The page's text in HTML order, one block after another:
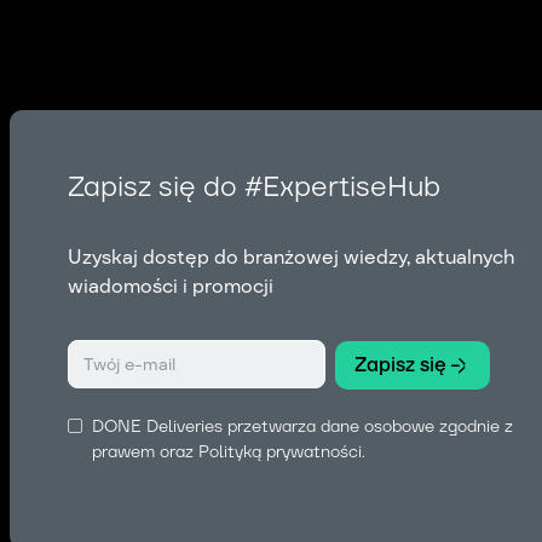
Zapisz się do #ExpertiseHub
Uzyskaj dostęp do branżowej wiedzy, aktualnych
wiadomości i promocji
DONE Deliveries przetwarza dane osobowe zgodnie z
prawem oraz Polityką prywatności.